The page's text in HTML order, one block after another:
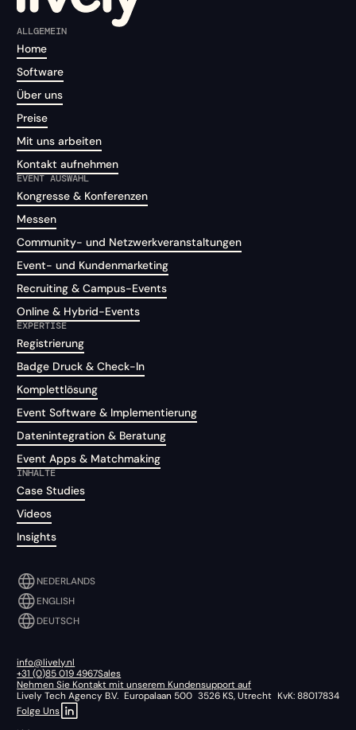
ALLGEMEIN
Home
Software
Über uns
Preise
Mit uns arbeiten
Kontakt aufnehmen
EVENT AUSWAHL
Kongresse & Konferenzen
Messen
Community- und Netzwerkveranstaltungen
Event- und Kundenmarketing
Recruiting & Campus-Events
Online & Hybrid-Events
EXPERTISE
Registrierung
Badge Druck & Check-In
Komplettlösung
Event Software & Implementierung
Datenintegration & Beratung
Event Apps & Matchmaking
INHALTE
Case Studies
Videos
Insights
NEDERLANDS
ENGLISH
DEUTSCH
info@lively.nl
+31 (0)85 019 4967Sales
Nehmen Sie Kontakt mit unserem Kundensupport auf
Lively Tech Agency B.V. Europalaan 500 3526 KS, Utrecht KvK: 88017834
Folge Uns